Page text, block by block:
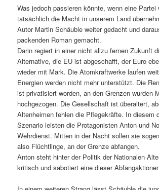
Was jedoch passieren könnte, wenn eine Partei
tatsächlich die Macht in unserem Land
Autor Martin Schäuble weiter gedacht und
packenden Roman gemacht.
Darin regiert in einer nicht allzu fernen Zukunft
Alternative, die EU ist abgeschafft, der Euro
wieder mit Mark. Die Atomkraftwerke laufen
Energien werden nicht mehr unterstützt. Die
ist privatisiert worden, an den Grenzen wurden
hochgezogen. Die Gesellschaft ist überaltert,
Altenheimen fehlen die Pflegekräfte. In diesem
Szenario leisten die Protagonisten Anton und
Wehrdienst. Mitten in der Nacht sollen sie
also Flüchtlinge, an der Grenze abfangen.
Anton steht hinter der Politik der Nationalen
kritisch und sabotiert eine dieser